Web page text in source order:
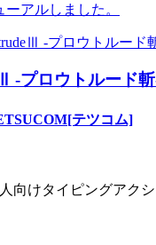
アルしました。
-プロウトルード
テツコム]
向けタイピングアク